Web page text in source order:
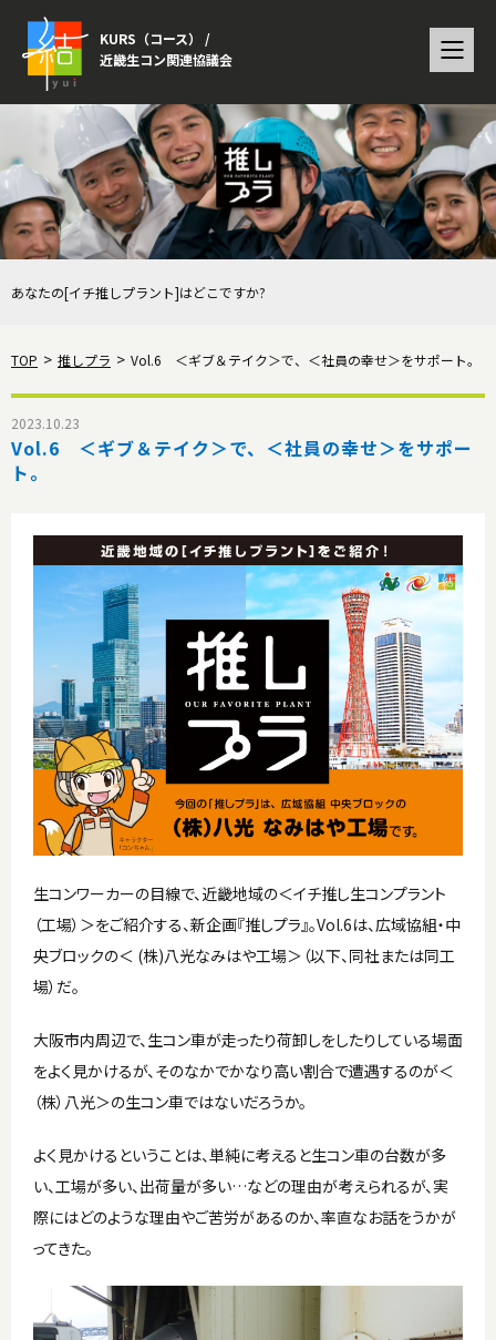
KURS（コース） /
近畿生コン関連協議会
あなたの[イチ推しプラント]はどこですか?
TOP 推しプラ Vol.6 ＜ギブ＆テイク＞で、＜社員の幸せ＞をサポート。
2023.10.23
Vol.6 ＜ギブ＆テイク＞で、＜社員の幸せ＞をサポー
ト。
生コンワーカーの目線で、近畿地域の＜イチ推し生コンプラント
（工場）＞をご紹介する、新企画『推しプラ』。Vol.6は、広域協組・中
央ブロックの＜ (株)八光なみはや工場＞（以下、同社または同工
場）だ。
大阪市内周辺で、生コン車が走ったり荷卸しをしたりしている場面
をよく見かけるが、そのなかでかなり高い割合で遭遇するのが＜
（株）八光＞の生コン車ではないだろうか。
よく見かけるということは、単純に考えると生コン車の台数が多
い、工場が多い、出荷量が多い…などの理由が考えられるが、実
際にはどのような理由やご苦労があるのか、率直なお話をうかが
ってきた。